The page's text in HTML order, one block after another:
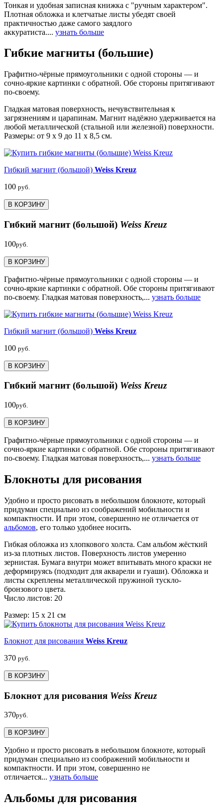
Тонкая и удобная записная книжка с "ручным характером".
Плотная обложка и клетчатые листы убедят своей
практичностью даже самого заядлого
аккуратиста.... узнать больше
Гибкие магниты (большие)
Графитно-чёрные прямоугольники с одной стороны — и
сочно-яркие картинки с обратной. Обе стороны притягивают
по-своему.
Гладкая матовая поверхность, нечувствительная к
загрязнениям и царапинам. Магнит надёжно удерживается на
любой металлической (стальной или железной) поверхности.
Размеры: от 9 х 9 до 11 х 8,5 см.
Гибкий магнит (большой) Weiss Kreuz
100 руб.
В КОРЗИНУ
Гибкий магнит (большой) Weiss Kreuz
100руб.
В КОРЗИНУ
Графитно-чёрные прямоугольники с одной стороны — и
сочно-яркие картинки с обратной. Обе стороны притягивают
по-своему. Гладкая матовая поверхность,... узнать больше
Гибкий магнит (большой) Weiss Kreuz
100 руб.
В КОРЗИНУ
Гибкий магнит (большой) Weiss Kreuz
100руб.
В КОРЗИНУ
Графитно-чёрные прямоугольники с одной стороны — и
сочно-яркие картинки с обратной. Обе стороны притягивают
по-своему. Гладкая матовая поверхность,... узнать больше
Блокноты для рисования
Удобно и просто рисовать в небольшом блокноте, который
придуман специально из соображений мобильности и
компактности. И при этом, совершенно не отличается от
альбомов, его только удобнее носить.
Гибкая обложка из хлопкового холста. Сам альбом жёсткий
из-за плотных листов. Поверхность листов умеренно
зернистая. Бумага внутри может впитывать много краски не
деформируясь (подходит для акварели и гуаши). Обложка и
листы скреплены металлической пружиной тускло-
бронзового цвета.
Число листов: 20
Размер: 15 х 21 см
Блокнот для рисования Weiss Kreuz
370 руб.
В КОРЗИНУ
Блокнот для рисования Weiss Kreuz
370руб.
В КОРЗИНУ
Удобно и просто рисовать в небольшом блокноте, который
придуман специально из соображений мобильности и
компактности. И при этом, совершенно не
отличается... узнать больше
Альбомы для рисования